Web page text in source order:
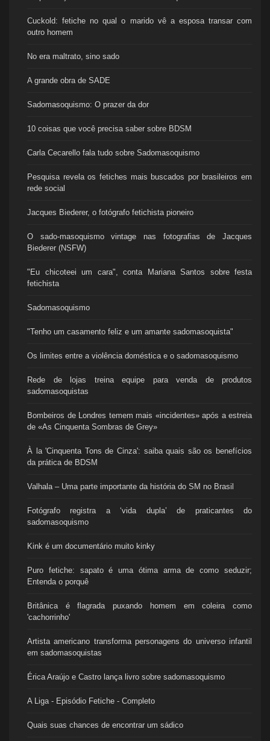
Cuckold: fetiche no qual o marido vê a esposa transar com
outro homem
No era maltrato, sino sado
A grande obra de SADE
Sadomasoquismo: O prazer da dor
10 coisas que você precisa saber sobre BDSM
Carla Cecarello fala tudo sobre Sadomasoquismo
Pesquisa revela os fetiches mais buscados por brasileiros em
rede social
Jacques Biederer, o fotógrafo fetichista pioneiro
O sado-masoquismo vintage nas fotografias de Jacques
Biederer (NSFW)
"Eu chicoteei um cara", conta Mariana Santos sobre festa
fetichista
Sadomasoquismo
"Tenho um casamento feliz e um amante sadomasoquista"
Os limites entre a violência doméstica e o sadomasoquismo
Rede de lojas treina equipe para venda de produtos
sadomasoquistas
Bombeiros de Londres temem mais «incidentes» após a estreia
de «As Cinquenta Sombras de Grey»
À la 'Cinquenta Tons de Cinza': saiba quais são os benefícios
da prática de BDSM
Valhala – Uma parte importante da história do SM no Brasil
Fotógrafo registra a ‘vida dupla’ de praticantes do
sadomasoquismo
Kink é um documentário muito kinky
Puro fetiche: sapato é uma ótima arma de como seduzir;
Entenda o porquê
Britânica é flagrada puxando homem em coleira como
'cachorrinho'
Artista americano transforma personagens do universo infantil
em sadomasoquistas
Érica Araújo e Castro lança livro sobre sadomasoquismo
A Liga - Episódio Fetiche - Completo
Quais suas chances de encontrar um sádico